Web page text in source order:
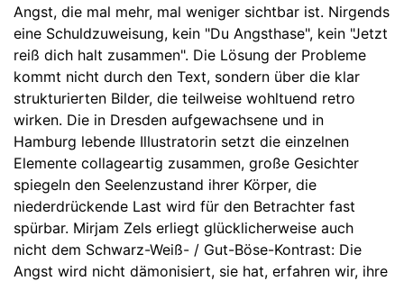
Angst, die mal mehr, mal weniger sichtbar ist. Nirgends
eine Schuldzuweisung, kein "Du Angsthase", kein "Jetzt
reiß dich halt zusammen". Die Lösung der Probleme
kommt nicht durch den Text, sondern über die klar
strukturierten Bilder, die teilweise wohltuend retro
wirken. Die in Dresden aufgewachsene und in
Hamburg lebende Illustratorin setzt die einzelnen
Elemente collageartig zusammen, große Gesichter
spiegeln den Seelenzustand ihrer Körper, die
niederdrückende Last wird für den Betrachter fast
spürbar. Mirjam Zels erliegt glücklicherweise auch
nicht dem Schwarz-Weiß- / Gut-Böse-Kontrast: Die
Angst wird nicht dämonisiert, sie hat, erfahren wir, ihre